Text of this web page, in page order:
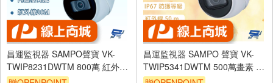
昌運監視器 SAMPO聲寶 VK-
TWIP8231DWTM 800萬 紅外定
焦半球型網路攝影機 內建麥克風
昌運監視器 SAMPO 聲寶 VK-
TWIP5341DWTM 500萬畫素 IR
定焦半球網路攝影機 內建麥克風